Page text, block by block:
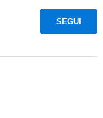
SEGUI